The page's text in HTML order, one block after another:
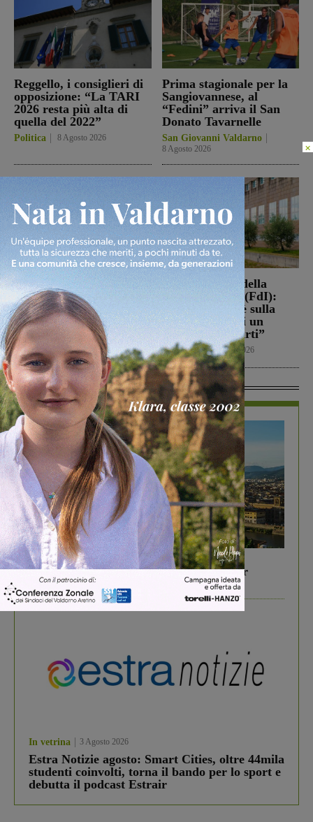
Reggello, i consiglieri di
opposizione: “La TARI
2026 resta più alta di
quella del 2022”
Politica 8 Agosto 2026
Prima stagionale per la
Sangiovannese, al
“Fedini” arriva il San
Donato Tavarnelle
San Giovanni Valdarno
8 Agosto 2026
Loro Ciuffenna, squadre
antincendio al lavoro per
un rogo nei boschi
Cronaca 8 Agosto 2026
Punto Nascita della
Gruccia, Tucci (FdI):
“Montevarchi è sulla
giusta strada di un
aumento dei parti”
Politica 8 Agosto 2026
In Vetrina
In vetrina 6 Agosto 2026
Gita di famiglia a Firenze: 5 idee per far
divertire i tuoi figli
In vetrina 3 Agosto 2026
Estra Notizie agosto: Smart Cities, oltre 44mila
studenti coinvolti, torna il bando per lo sport e
debutta il podcast Estrair
×